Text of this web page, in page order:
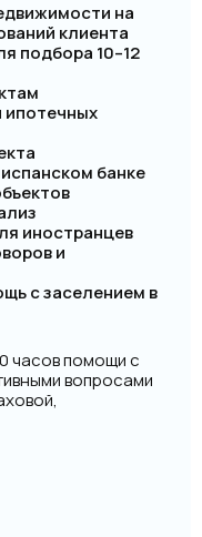
на
клиента
подбора 10–12
ипотечных
банке
иностранцев
и
с заселением в
часов помощи с
вопросами